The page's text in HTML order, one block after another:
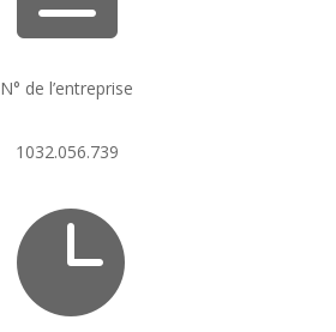
N° de l’entreprise
1032.056.739
